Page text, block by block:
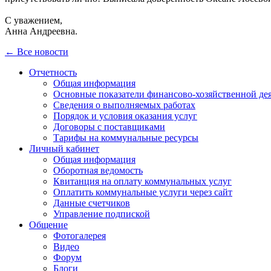
С уважением,
Анна Андреевна.
← Все новости
Отчетность
Общая информация
Основные показатели финансово-хозяйственной
Сведения о выполняемых работах
Порядок и условия оказания услуг
Договоры с поставщиками
Тарифы на коммунальные ресурсы
Личный кабинет
Общая информация
Оборотная ведомость
Квитанция на оплату коммунальных услуг
Оплатить коммунальные услуги через сайт
Данные счетчиков
Управление подпиской
Общение
Фотогалерея
Видео
Форум
Блоги